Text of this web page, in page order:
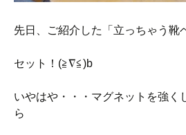
先日、ご紹介した「立っちゃう靴
セット！(≧∇≦)b
いやはや・・・マグネットを強く
ら